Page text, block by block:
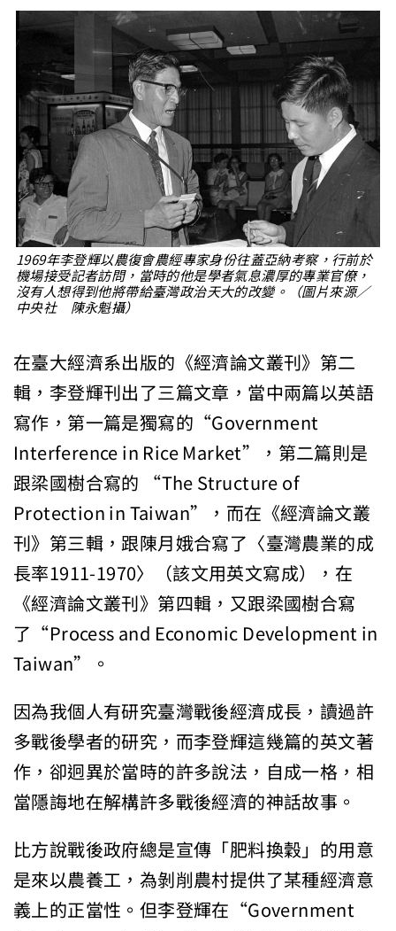
1969年李登輝以農復會農經專家身份往蓋亞納考察，行前於
機場接受記者訪問，當時的他是學者氣息濃厚的專業官僚，
沒有人想得到他將帶給臺灣政治天大的改變。（圖片來源／
中央社 陳永魁攝）
在臺大經濟系出版的《經濟論文叢刊》第二
輯，李登輝刊出了三篇文章，當中兩篇以英語
寫作，第一篇是獨寫的“Government
Interference in Rice Market”，第二篇則是
跟梁國樹合寫的 “The Structure of
Protection in Taiwan”，而在《經濟論文叢
刊》第三輯，跟陳月娥合寫了〈臺灣農業的成
長率1911-1970〉（該文用英文寫成），在
《經濟論文叢刊》第四輯，又跟梁國樹合寫
了“Process and Economic Development in
Taiwan”。
因為我個人有研究臺灣戰後經濟成長，讀過許
多戰後學者的研究，而李登輝這幾篇的英文著
作，卻迥異於當時的許多說法，自成一格，相
當隱誨地在解構許多戰後經濟的神話故事。
比方說戰後政府總是宣傳「肥料換穀」的用意
是來以農養工，為剝削農村提供了某種經濟意
義上的正當性。但李登輝在“Government